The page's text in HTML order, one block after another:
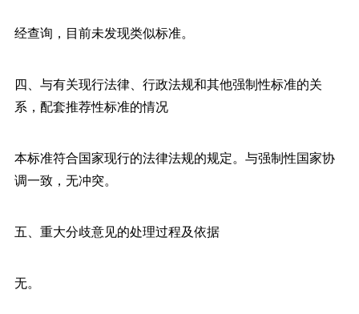
经查询，目前未发现类似标准。
四、与有关现行法律、行政法规和其他强制性标准的关
系，配套推荐性标准的情况
本标准符合国家现行的法律法规的规定。与强制性国家协
调一致，无冲突。
五、重大分歧意见的处理过程及依据
无。